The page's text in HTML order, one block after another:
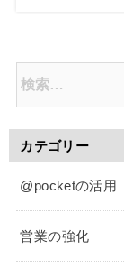
カテゴリー
@pocketの活用
営業の強化